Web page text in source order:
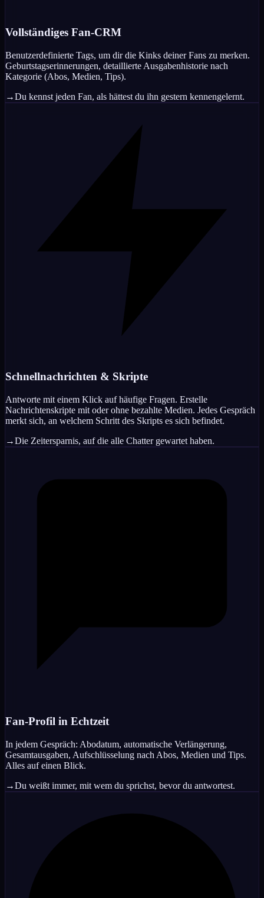
Vollständiges Fan-CRM
Benutzerdefinierte Tags, um dir die Kinks deiner Fans zu merken.
Geburtstagserinnerungen, detaillierte Ausgabenhistorie nach
Kategorie (Abos, Medien, Tips).
→Du kennst jeden Fan, als hättest du ihn gestern kennengelernt.
Schnellnachrichten & Skripte
Antworte mit einem Klick auf häufige Fragen. Erstelle
Nachrichtenskripte mit oder ohne bezahlte Medien. Jedes Gespräch
merkt sich, an welchem Schritt des Skripts es sich befindet.
→Die Zeitersparnis, auf die alle Chatter gewartet haben.
Fan-Profil in Echtzeit
In jedem Gespräch: Abodatum, automatische Verlängerung,
Gesamtausgaben, Aufschlüsselung nach Abos, Medien und Tips.
Alles auf einen Blick.
→Du weißt immer, mit wem du sprichst, bevor du antwortest.